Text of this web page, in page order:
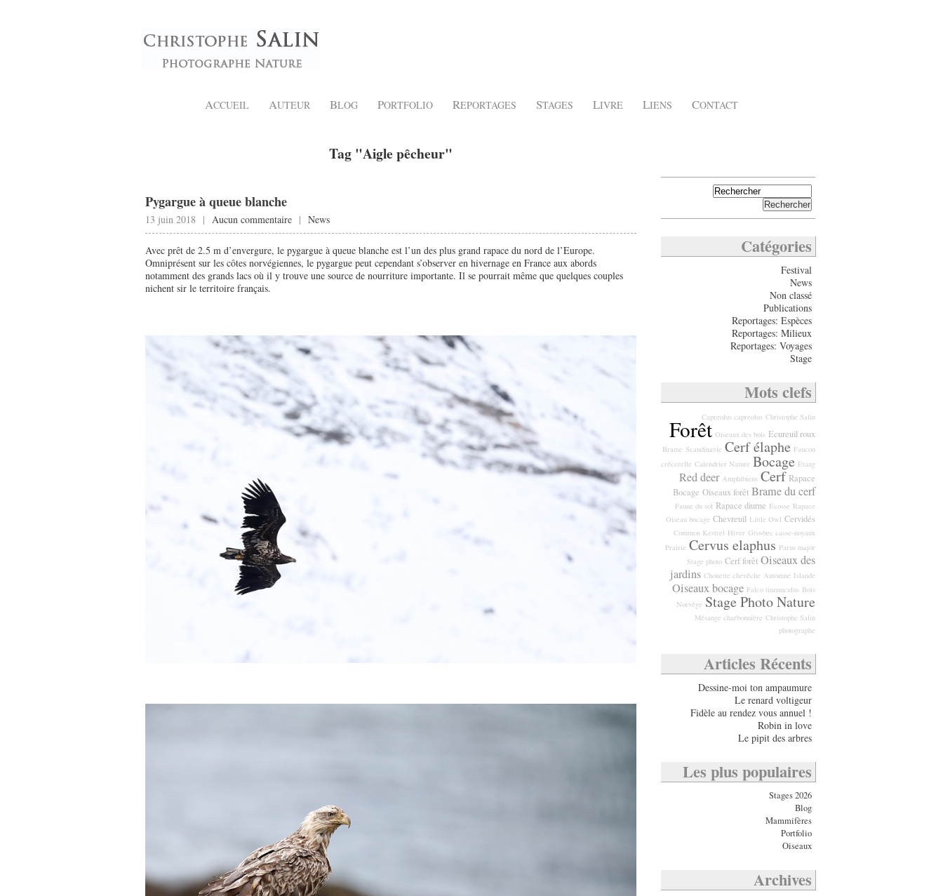
ACCUEIL AUTEUR BLOG PORTFOLIO REPORTAGES STAGES LIVRE LIENS CONTACT
Tag "Aigle pêcheur"
Pygargue à queue blanche
13 juin 2018 | Aucun commentaire | News
Avec prêt de 2.5 m d’envergure, le pygargue à queue blanche est l’un des plus grand rapace du nord de l’Europe.
Omniprésent sur les côtes norvégiennes, le pygargue peut cependant s’observer en hivernage en France aux abords
notamment des grands lacs où il y trouve une source de nourriture importante. Il se pourrait même que quelques couples
nichent sir le territoire français.
Catégories
Festival
News
Non classé
Publications
Reportages: Espèces
Reportages: Milieux
Reportages: Voyages
Stage
Mots clefs
Capreolus capreolus Christophe Salin
Forêt Oiseaux des bois Ecureuil roux
Brame Scandinavie Cerf élaphe Faucon
crécerelle Calendrier Nature Bocage Etang
Red deer Amphibiens Cerf Rapace
Bocage Oiseaux forêt Brame du cerf
Faune du sol Rapace diurne Ecosse Rapace
Oiseau bocage Chevreuil Little Owl Cervidés
Common Kestrel Hiver Grosbec casse-noyaux
Prairie Cervus elaphus Parus major
Stage photo Cerf forêt Oiseaux des
jardins Chouette chevêche Automne Islande
Oiseaux bocage Falco tinnunculus Bois
Norvège Stage Photo Nature
Mésange charbonnière Christophe Salin
photographe
Articles Récents
Dessine-moi ton ampaumure
Le renard voltigeur
Fidèle au rendez vous annuel !
Robin in love
Le pipit des arbres
Les plus populaires
Stages 2026
Blog
Mammifères
Portfolio
Oiseaux
Archives